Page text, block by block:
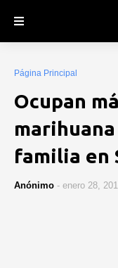
Página Principal
Ocupan
familia en
Anónimo - enero 28,